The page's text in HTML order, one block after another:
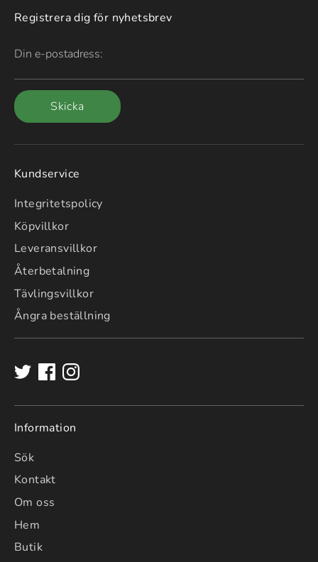
Registrera dig för nyhetsbrev
Din e-postadress:
Skicka
Kundservice
Integritetspolicy
Köpvillkor
Leveransvillkor
Återbetalning
Tävlingsvillkor
Ångra beställning
Information
Sök
Kontakt
Om oss
Hem
Butik